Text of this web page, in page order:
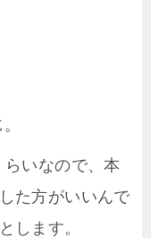
いなので、本
た方がいいんで
します。